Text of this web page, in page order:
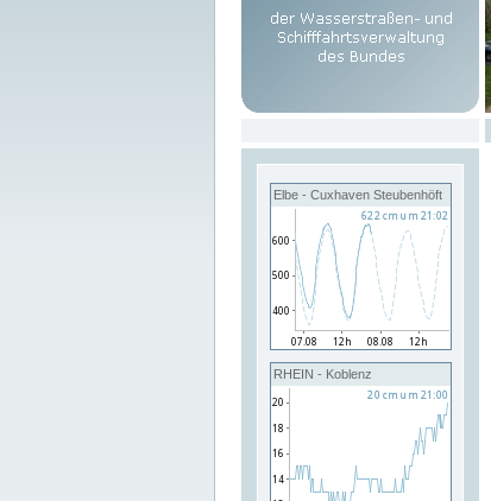
Elbe - Cuxhaven Steubenhöft
RHEIN - Koblenz